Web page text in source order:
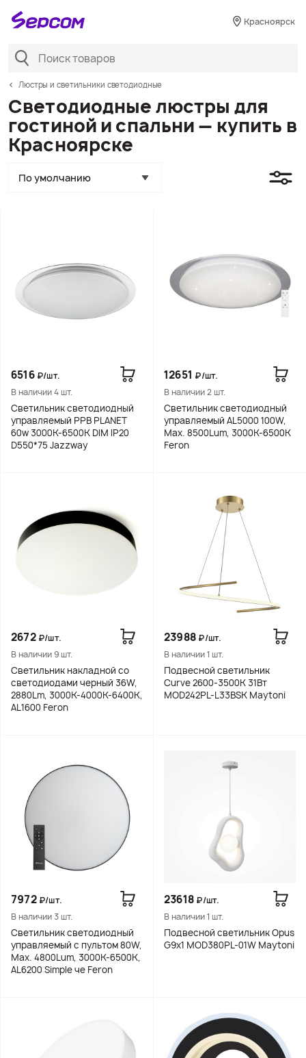
Красноярск
Люстры и светильники светодиодные
Светодиодные люстры для
гостиной и спальни — купить в
Красноярске
По умолчанию
6516 ₽/шт.
В наличии 4 шт.
Светильник светодиодный
управляемый PPB PLANET
60w 3000K-6500К DIM IP20
D550*75 Jazzway
12651 ₽/шт.
В наличии 2 шт.
Светильник светодиодный
управляемый AL5000 100W,
Max. 8500Lum, 3000К-6500K
Feron
2672 ₽/шт.
В наличии 9 шт.
Светильник накладной со
светодиодами черный 36W,
2880Lm, 3000К-4000К-6400K,
AL1600 Feron
23988 ₽/шт.
В наличии 1 шт.
Подвесной светильник
Curve 2600-3500К 31Вт
MOD242PL-L33BSK Maytoni
7972 ₽/шт.
В наличии 3 шт.
Светильник светодиодный
управляемый с пультом 80W,
Max. 4800Lum, 3000К-6500K,
AL6200 Simple че Feron
23618 ₽/шт.
В наличии 1 шт.
Подвесной светильник Opus
G9х1 MOD380PL-01W Maytoni